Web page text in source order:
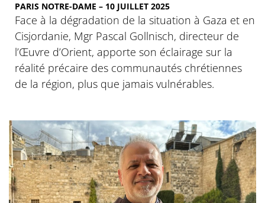
PARIS NOTRE-DAME – 10 JUILLET 2025
Face à la dégradation de la situation à Gaza et en
Cisjordanie, Mgr Pascal Gollnisch, directeur de
l’Œuvre d’Orient, apporte son éclairage sur la
réalité précaire des communautés chrétiennes
de la région, plus que jamais vulnérables.